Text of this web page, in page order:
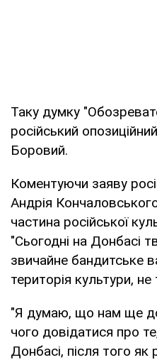
Таку думку
російський
Боровий.
Коментуючи заяву
Андрія
частина російської
"Сьогодні на Донбасі
звичайне бандитське
територія культури, не
"Я думаю, що нам ще
чого довідатися про
Донбасі, після того як